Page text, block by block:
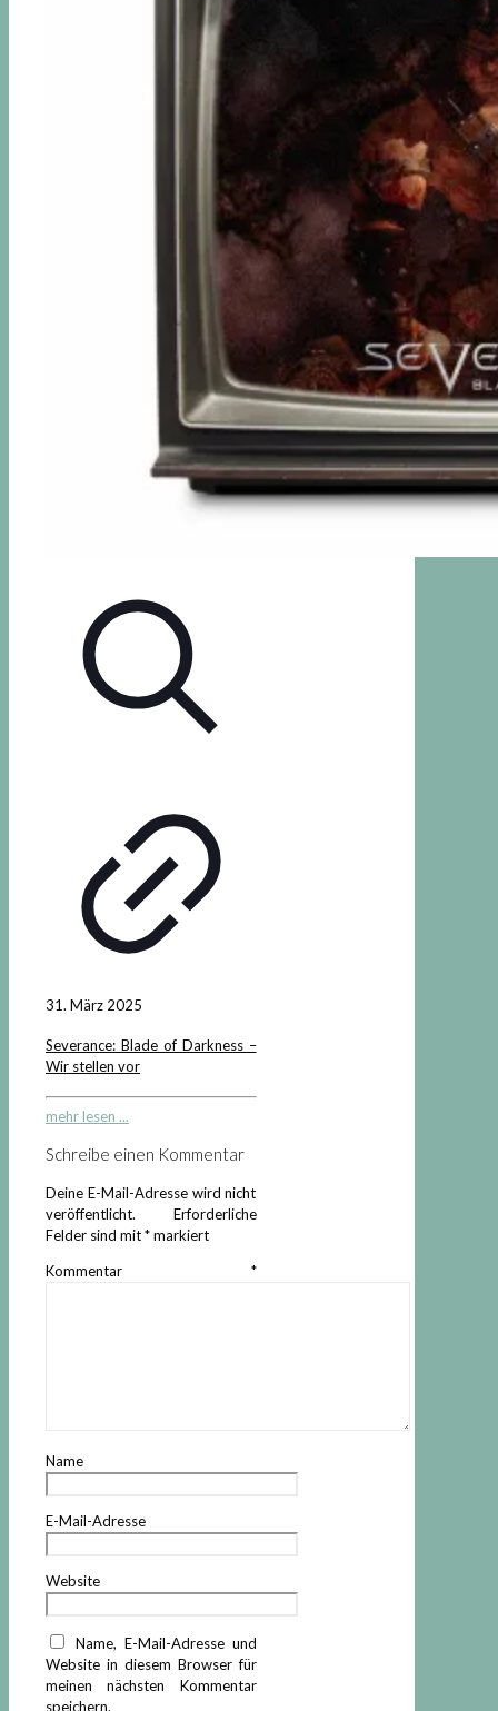
31. März 2025
Severance: Blade of Darkness –
Wir stellen vor
mehr lesen ...
Schreibe einen Kommentar
Deine E-Mail-Adresse wird nicht
veröffentlicht.
Erforderliche
Felder sind mit*markiert
Kommentar *
Name
E-Mail-Adresse
Website
Name, E-Mail-Adresse und
Website in diesem Browser für
meinen nächsten Kommentar
speichern.